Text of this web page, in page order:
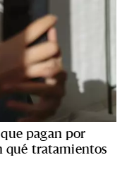
pagan por
qué tratamientos